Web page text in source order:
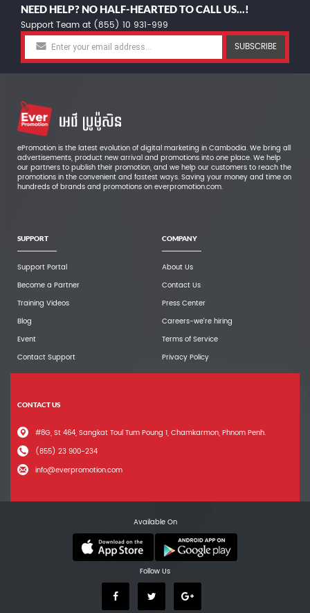
NEED HELP? NO HALF-HEARTED TO CALL US...!
Support Team at (855) 10 931-999
SUBSCRIBE
ePromotion is the latest evolution of digital marketing in Cambodia. We bring all
advertisements, product new arrival and promotions into one place. We help
our partners to publish their promotion, and we help our customers to reach the
promotions in the convenient and fastest ways. Saving your money and time on
hundreds of brands and promotions on everpromotion.com.
SUPPORT
Support Portal
Become a Partner
Training Videos
Blog
Event
Contact Support
COMPANY
About Us
Contact Us
Press Center
Careers-we're hiring
Terms of Service
Privacy Policy
CONTACT US
#8G, St 464, Sangkat Toul Tum Poung 1, Chamkarmon, Phnom Penh.
(855) 23 900-234
info@everpromotion.com
Available On
Follow Us